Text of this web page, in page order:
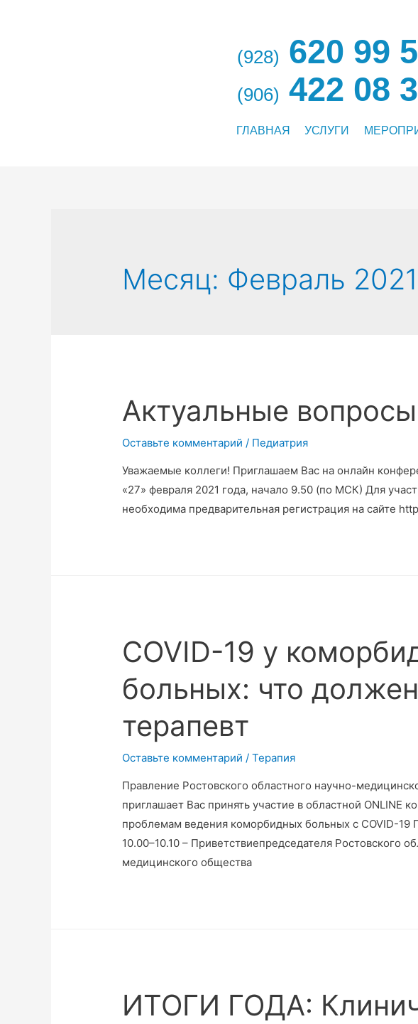
(928) 620 99
(906) 422 08
ГЛАВНАЯ УСЛУГИ
Месяц: Февраль 2021
Актуальные
Оставьте комментарий / Педиатрия
Уважаемые коллеги! Приглашаем Вас на онлайн
«27» февраля 2021 года, начало 9.50 (по МСК) Для
необходима предварительная регистрация на сайте
COVID-19 у
больных: что
терапевт
Оставьте комментарий /Терапия
Правление Ростовского областного научно-
приглашает Вас принять участие в областной ONLINE
проблемам ведения коморбидных больных с COVID-
10.00–10.10 – Приветствиепредседателя Ростовского
медицинского общества
ИТОГИ ГОДА: